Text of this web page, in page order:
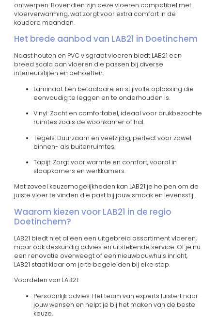
ontwerpen. Bovendien zijn deze vloeren compatibel met
vloerverwarming, wat zorgt voor extra comfort in de
koudere maanden.
Het brede aanbod van LAB21 in Doetinchem
Naast houten en PVC visgraat vloeren biedt LAB21 een
breed scala aan vloeren die passen bij diverse
interieurstijlen en behoeften:
Laminaat: Een betaalbare en stijlvolle oplossing die
eenvoudig te leggen en te onderhouden is.
Vinyl: Zacht en comfortabel, ideaal voor drukbezochte
ruimtes zoals de woonkamer of hal.
Tegels: Duurzaam en veelzijdig, perfect voor zowel
binnen- als buitenruimtes.
Tapijt: Zorgt voor warmte en comfort, vooral in
slaapkamers en werkkamers.
Met zoveel keuzemogelijkheden kan LAB21 je helpen om de
juiste vloer te vinden die past bij jouw smaak en levensstijl.
Waarom kiezen voor LAB21 in de regio
Doetinchem?
LAB21 biedt niet alleen een uitgebreid assortiment vloeren,
maar ook deskundig advies en uitstekende service. Of je nu
een renovatie overweegt of een nieuwbouwhuis inricht,
LAB21 staat klaar om je te begeleiden bij elke stap.
Voordelen van LAB21:
Persoonlijk advies: Het team van experts luistert naar
jouw wensen en helpt je bij het maken van de beste
keuze.